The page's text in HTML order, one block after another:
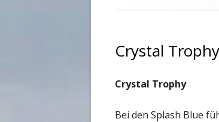
Crystal Trophy
Crystal Trophy
Bei den Splash Blue